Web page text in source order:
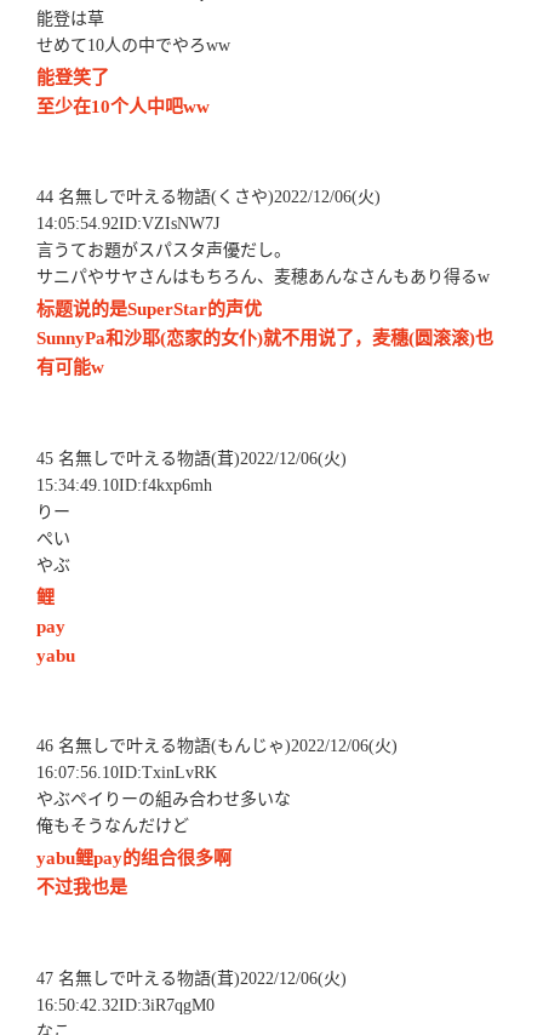
能登は草
せめて10人の中でやろww
能登笑了
至少在10个人中吧ww
44 名無しで叶える物語(くさや)2022/12/06(火)
14:05:54.92ID:VZIsNW7J
言うてお題がスパスタ声優だし。
サニパやサヤさんはもちろん、麦穂あんなさんもあり得るw
标题说的是SuperStar的声优
SunnyPa和沙耶(恋家的女仆)就不用说了，麦穗(圆滚滚)也
有可能w
45 名無しで叶える物語(茸)2022/12/06(火)
15:34:49.10ID:f4kxp6mh
りー
ぺい
やぶ
鲤
pay
yabu
46 名無しで叶える物語(もんじゃ)2022/12/06(火)
16:07:56.10ID:TxinLvRK
やぶペイりーの組み合わせ多いな
俺もそうなんだけど
yabu鲤pay的组合很多啊
不过我也是
47 名無しで叶える物語(茸)2022/12/06(火)
16:50:42.32ID:3iR7qgM0